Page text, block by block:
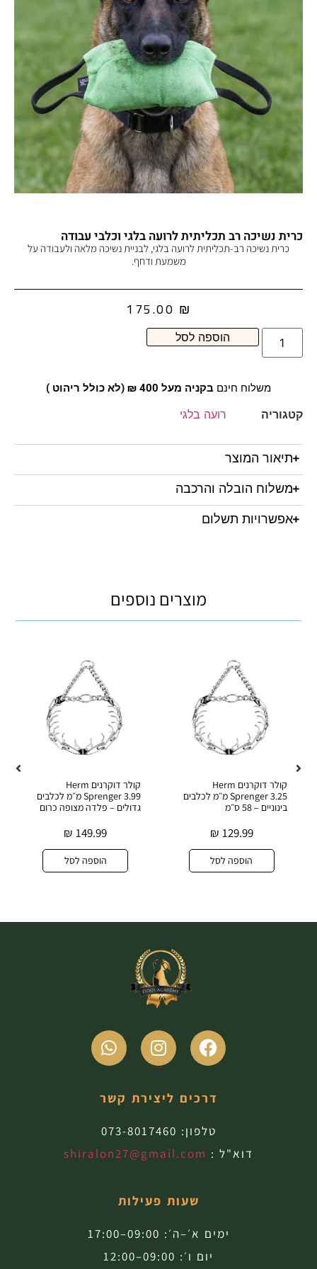
כרית נשיכה רב תכליתית לרועה בלגי וכלבי עבודה
כרית נשיכה רב-תכליתית לרועה בלגי, לבניית נשיכה מלאה ולעבודה על
משמעת ודחף.
175.00 ₪
הוספה לסל
משלוח חינם בקניה מעל 400 ₪ (לא כולל ריהוט )
קטגוריה רועה בלגי
תיאור המוצר
משלוח הובלה והרכבה
אפשרויות תשלום
מוצרים נוספים
קולר דוקרנים Herm
Sprenger 3.25 מ״מ לכלבים
בינוניים – 58 ס״מ
129.99
₪
הוספה לסל
קולר דוקרנים Herm
Sprenger 3.99 מ״מ לכלבים
גדולים – פלדה מצופה כרום
149.99
₪
הוספה לסל
דרכים ליצירת קשר
טלפון: 073-8017460
דוא"ל : shiralon27@gmail.com
שעות פעילות
ימים א׳–ה׳: 09:00–17:00
יום ו׳: 09:00–12:00